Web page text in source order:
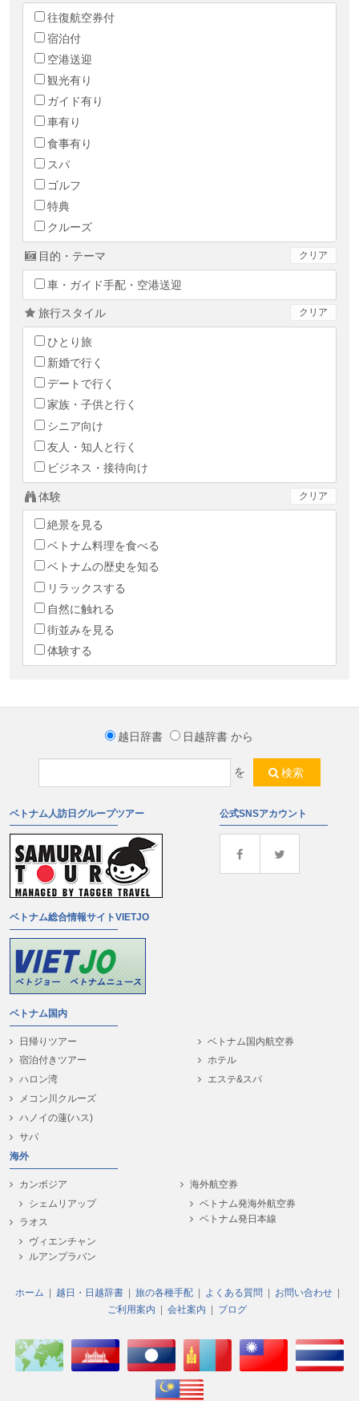
往復航空券付
宿泊付
空港送迎
観光有り
ガイド有り
車有り
食事有り
スパ
ゴルフ
特典
クルーズ
目的・テーマ クリア
車・ガイド手配・空港送迎
旅行スタイル クリア
ひとり旅
新婚で行く
デートで行く
家族・子供と行く
シニア向け
友人・知人と行く
ビジネス・接待向け
体験 クリア
絶景を見る
ベトナム料理を食べる
ベトナムの歴史を知る
リラックスする
自然に触れる
街並みを見る
体験する
越日辞書 日越辞書 から
を 検索
ベトナム人訪日グループツアー 公式SNSアカウント
ベトナム総合情報サイトVIETJO
ベトナム国内
日帰りツアー
宿泊付きツアー
ハロン湾
メコン川クルーズ
ハノイの蓮(ハス)
サパ
ベトナム国内航空券
ホテル
エステ&スパ
海外
カンボジア
シェムリアップ
ラオス
ヴィエンチャン
ルアンプラバン
海外航空券
ベトナム発海外航空券
ベトナム発日本線
ホーム 越日・日越辞書 旅の各種手配 よくある質問
お問い合わせ
ご利用案内
会社案内 ブログ